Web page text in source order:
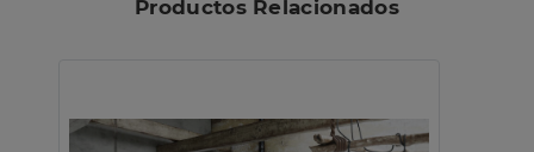
Productos Relacionados